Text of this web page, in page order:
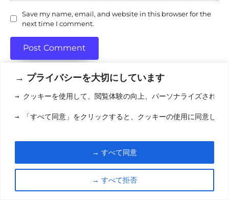
→ プライバシーを大切にしています
→ クッキーを使用して、閲覧体験の向上、パーソナライズされた
→ 「すべて同意」をクリックすると、クッキーの使用に同意した
→ すべて拒否
→ すべて同意
Save my name, email, and website in this browser for the
next time I comment.
利用規約(りようきやく
© 2026 eigamori.com